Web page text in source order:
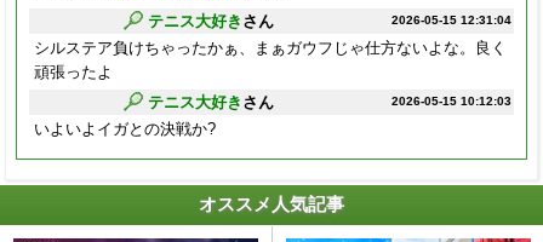
2026-05-15 12:31:04
テニス大好き さん
シルステア負けちゃったかぁ、まぁガウフじゃ仕方ないよな。良く
頑張ったよ
2026-05-15 10:12:03
テニス大好き さん
いよいよイガとの決戦か?
オススメ人気記事